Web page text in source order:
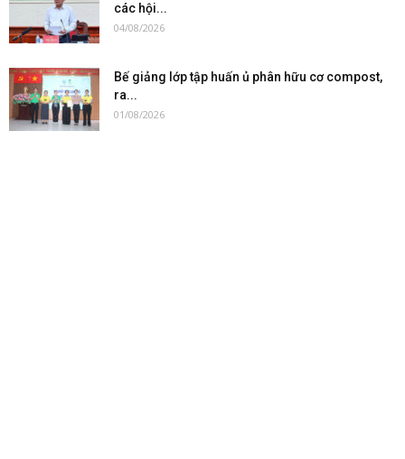
các hội...
04/08/2026
Bế giảng lớp tập huấn ủ phân hữu cơ compost,
ra...
01/08/2026